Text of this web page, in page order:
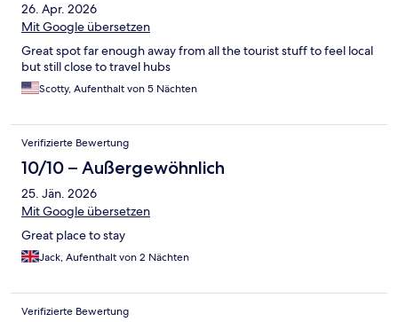
26. Apr. 2026
Mit Google übersetzen
Great spot far enough away from all the tourist stuff to feel local
but still close to travel hubs
Scotty, Aufenthalt von 5 Nächten
Verifizierte Bewertung
10/10 – Außergewöhnlich
25. Jän. 2026
Mit Google übersetzen
Great place to stay
Jack, Aufenthalt von 2 Nächten
Verifizierte Bewertung